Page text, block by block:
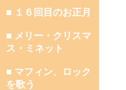
■ １６回目のお正月
■ メリー・クリスマ
ス・ミネット
■ マフィン、ロック
を歌う